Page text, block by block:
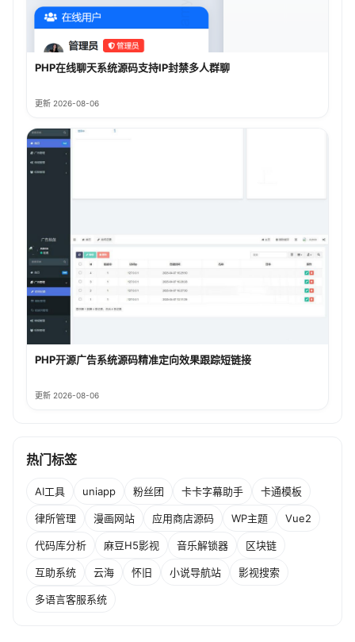
PHP在线聊天系统源码支持IP封禁多人群聊
更新 2026-08-06
PHP开源广告系统源码精准定向效果跟踪短链接
更新 2026-08-06
热门标签
AI工具 uniapp 粉丝团 卡卡字幕助手 卡通模板
律所管理 漫画网站 应用商店源码 WP主题 Vue2
代码库分析 麻豆H5影视 音乐解锁器 区块链
互助系统 云海 怀旧 小说导航站 影视搜索
多语言客服系统